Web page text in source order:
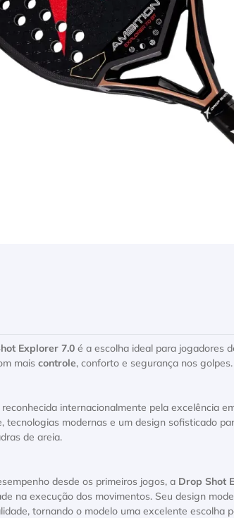
Explorer 7.0 é a escolha ideal para jogadores
mais controle, conforto e segurança nos golpes.
reconhecida internacionalmente pela excelência
tecnologias modernas e um design sofisticado
de areia.
desde os primeiros jogos, a Drop Shot
na execução dos movimentos. Seu design
tornando o modelo uma excelente escolha